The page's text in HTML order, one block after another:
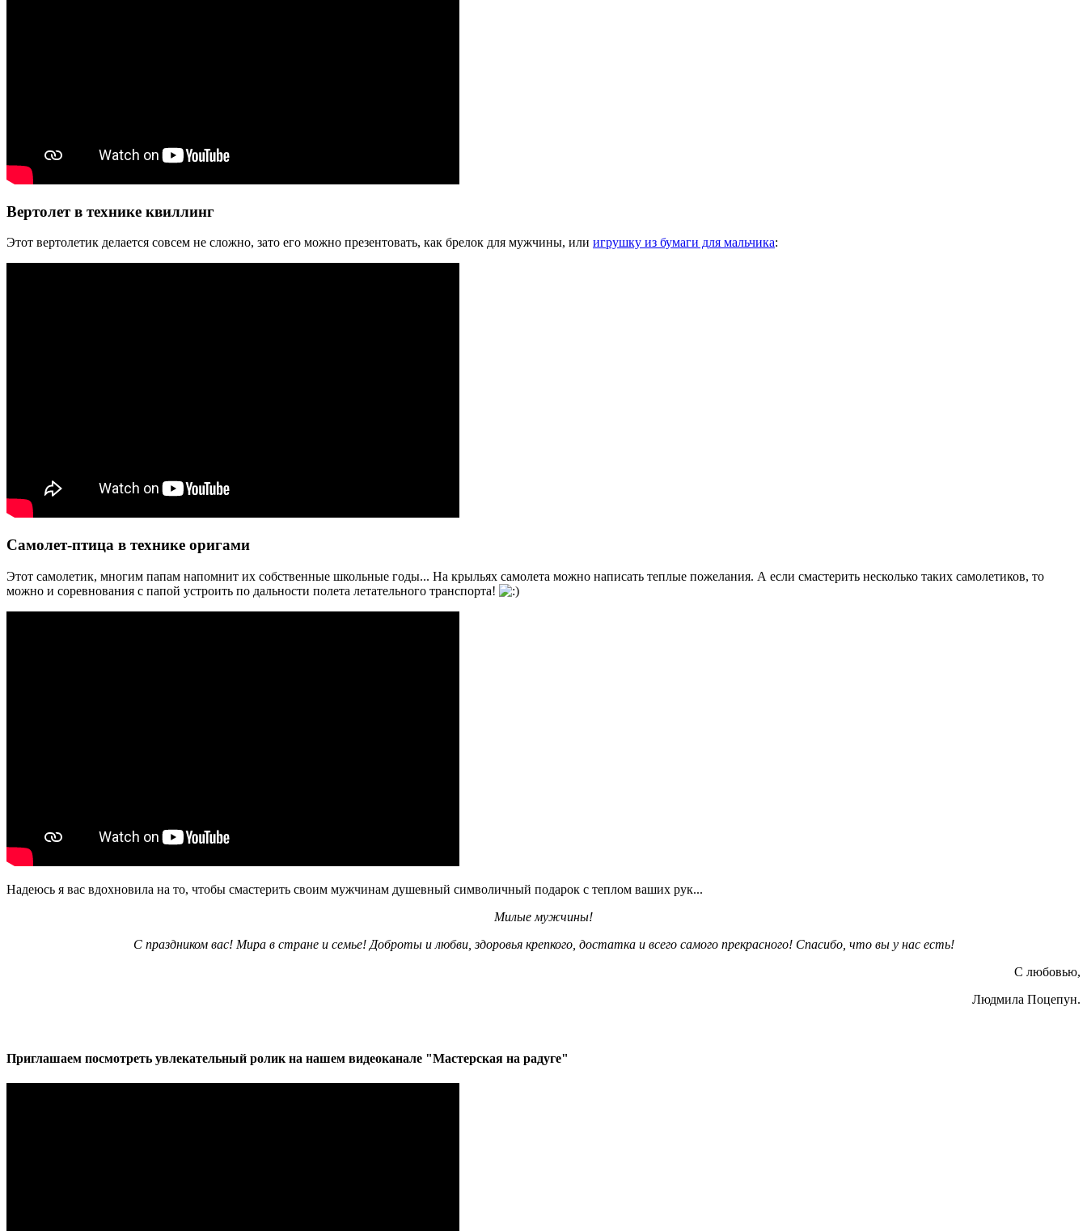
Вертолет в технике квиллинг
Этот вертолетик делается совсем не сложно, зато его можно презентовать, как брелок для мужчины, или игрушку из бумаги для мальчика:
Самолет-птица в технике оригами
Этот самолетик, многим папам напомнит их собственные школьные годы... На крыльях самолета можно написать теплые пожелания. А если смастерить несколько таких самолетиков, то
можно и соревнования с папой устроить по дальности полета летательного транспорта!
Надеюсь я вас вдохновила на то, чтобы смастерить своим мужчинам душевный символичный подарок с теплом ваших рук...
Милые мужчины!
С праздником вас! Мира в стране и семье! Доброты и любви, здоровья крепкого, достатка и всего самого прекрасного! Спасибо, что вы у нас есть!
С любовью,
Людмила Поцепун.
Приглашаем посмотреть увлекательный ролик на нашем видеоканале "Мастерская на радуге"